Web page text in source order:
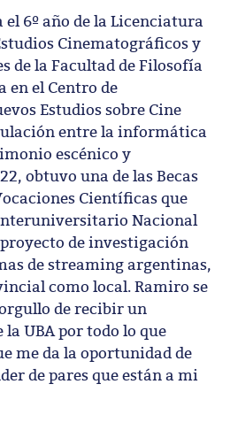
el 6º año de la Licenciatura
Cinematográficos y
de la Facultad de Filosofía
en el Centro de
Estudios sobre Cine
entre la informática
escénico y
obtuvo una de las Becas
Científicas que
Nacional
proyecto de investigación
de streaming argentinas,
como local. Ramiro se
de recibir un
UBA por todo lo que
me da la oportunidad de
de pares que están a mi